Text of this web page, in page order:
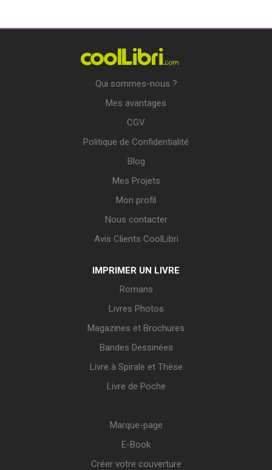
Qui sommes-nous ?
Mes avantages
CGV
Politique de Confidentialité
Blog
Mes Projets
Mon profil
Nous contacter
Avis Clients CoolLibri
IMPRIMER UN LIVRE
Romans
Livres Photos
Magazines et Brochures
Bandes Dessinées
Livre à Spirale et Thèse
Livre de Poche
Marque-page
E-Book
Créer votre couverture